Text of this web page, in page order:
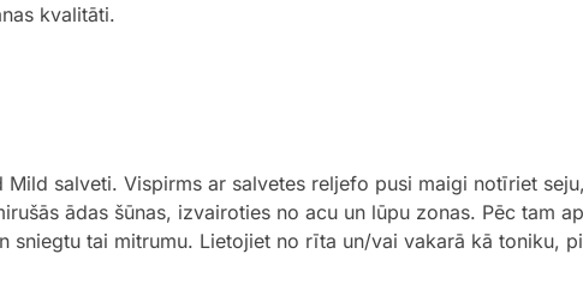
kvalitāti.
Mild salveti. Vispirms ar salvetes reljefo pusi maigi notīriet
ādas šūnas, izvairoties no acu un lūpu zonas. Pēc tam
sniegtu tai mitrumu. Lietojiet no rīta un/vai vakarā kā toniku,